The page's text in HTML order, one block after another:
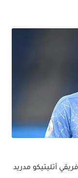
أتليتيكو مدريد